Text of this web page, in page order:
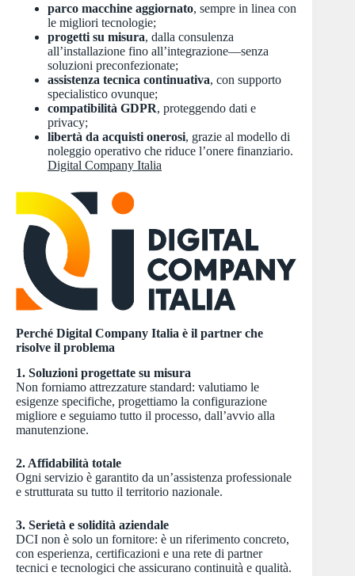
parco macchine aggiornato, sempre in linea con
le migliori tecnologie;
progetti su misura, dalla consulenza
all’installazione fino all’integrazione—senza
soluzioni preconfezionate;
assistenza tecnica continuativa, con supporto
specialistico ovunque;
compatibilità GDPR, proteggendo dati e
privacy;
libertà da acquisti onerosi, grazie al modello di
noleggio operativo che riduce l’onere finanziario.
Digital Company Italia
Perché Digital Company Italia è il partner che
risolve il problema
1. Soluzioni progettate su misura
Non forniamo attrezzature standard: valutiamo le
esigenze specifiche, progettiamo la configurazione
migliore e seguiamo tutto il processo, dall’avvio alla
manutenzione.
2. Affidabilità totale
Ogni servizio è garantito da un’assistenza professionale
e strutturata su tutto il territorio nazionale.
3. Serietà e solidità aziendale
DCI non è solo un fornitore: è un riferimento concreto,
con esperienza, certificazioni e una rete di partner
tecnici e tecnologici che assicurano continuità e qualità.